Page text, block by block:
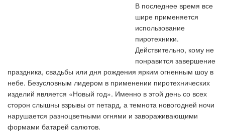
В последнее время все
шире применяется
использование
пиротехники.
Действительно, кому не
понравится завершение
праздника, свадьбы или дня рождения ярким огненным шоу в
небе. Безусловным лидером в применении пиротехнических
изделий является «Новый год». Именно в этой день со всех
сторон слышны взрывы от петард, а темнота новогодней ночи
нарушается разноцветными огнями и завораживающими
формами батарей салютов.